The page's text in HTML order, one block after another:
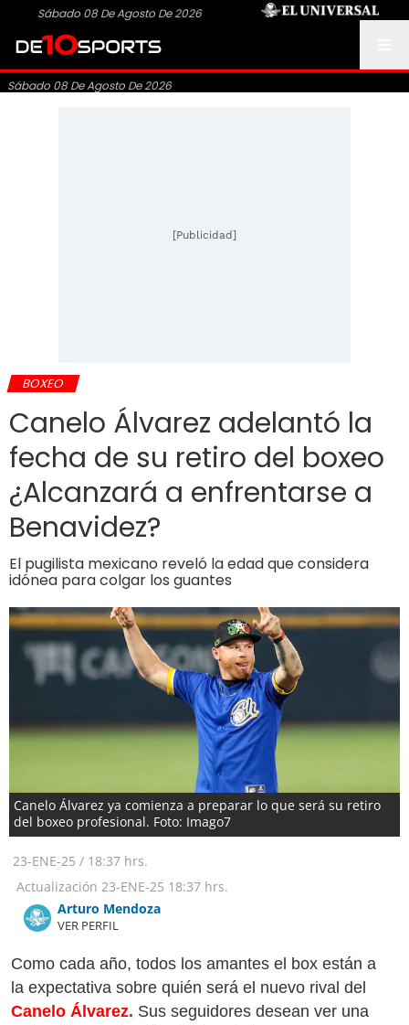
Sábado 08 De Agosto De 2026
Sábado 08 De Agosto De 2026
[Publicidad]
BOXEO
Canelo Álvarez adelantó la
fecha de su retiro del boxeo
¿Alcanzará a enfrentarse a
Benavidez?
El pugilista mexicano reveló la edad que considera
idónea para colgar los guantes
Canelo Álvarez ya comienza a preparar lo que será su retiro
del boxeo profesional. Foto: Imago7
23-ENE-25 / 18:37 hrs.
Actualización 23-ENE-25 18:37 hrs.
Arturo Mendoza
VER PERFIL
Como cada año, todos los amantes el box están a
la expectativa sobre quién será el nuevo rival del
Canelo Álvarez. Sus seguidores desean ver una